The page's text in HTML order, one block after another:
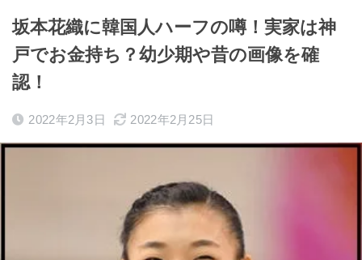
坂本花織に韓国人ハーフの噂！実家は神
戸でお金持ち？幼少期や昔の画像を確
認！
2022年2月3日 2022年2月25日